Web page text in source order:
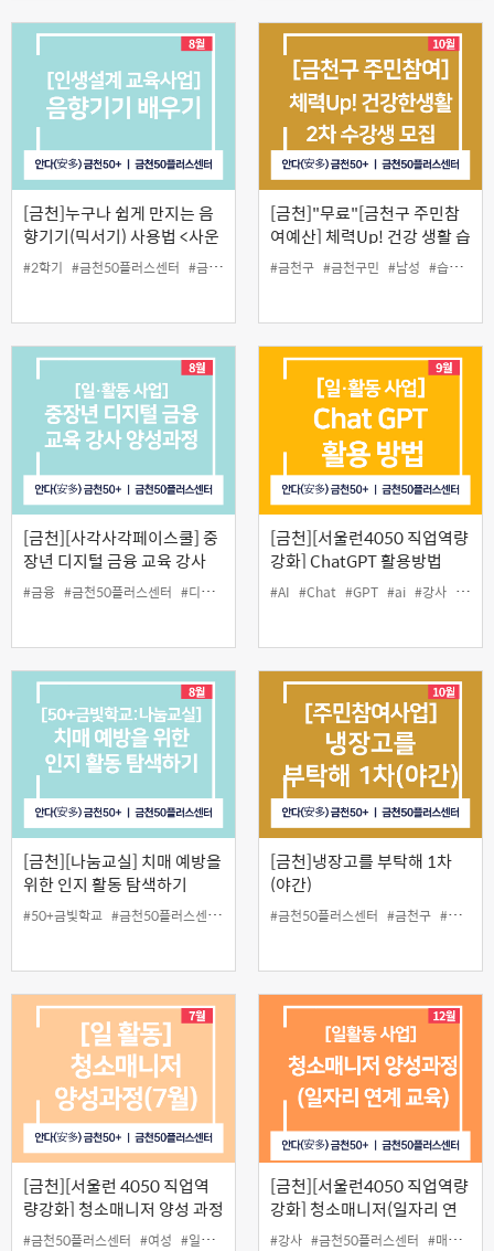
[금천]누구나 쉽게 만지는 음
향기기(믹서기) 사용법 <사운
드 엔지니어링>
#2학기 #금천50플러스센터 #금천구 #믹서기 #사운드엔지니어링 #스피커 #음
[금천]"무료"[금천구 주민참
여예산] 체력Up! 건강 생활 습
관 2차
#금천구 #금천구민 #남성 #습관
[금천][사각사각페이스쿨] 중
장년 디지털 금융 교육 강사
양성과정
#금융 #금천50플러스센터 #디지털 #사각사각페이스쿨 #시니어금융교육협의회
[금천][서울런4050 직업역량
강화] ChatGPT 활용방법
#AI #Chat #GPT #ai #강사 #교육
[금천][나눔교실] 치매 예방을
위한 인지 활동 탐색하기
#50+금빛학교 #금천50플러스센터 #나눔교실 #무료 #인지 #치매 #활동
[금천]냉장고를 부탁해 1차
(야간)
#금천50플러스센터 #금천구 #무료요리강의
[금천][서울런 4050 직업역
량강화] 청소매니저 양성 과정
(7월)
#금천50플러스센터 #여성 #일 #전문가 #청소 #청소매니저 #프리랜서
[금천][서울런4050 직업역량
강화] 청소매니저(일자리 연
계 교육) 양성과정(12월)
#강사 #금천50플러스센터 #매니저